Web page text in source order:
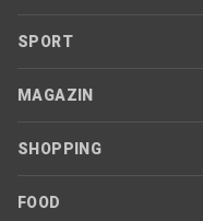
SPORT
MAGAZIN
SHOPPING
FOOD